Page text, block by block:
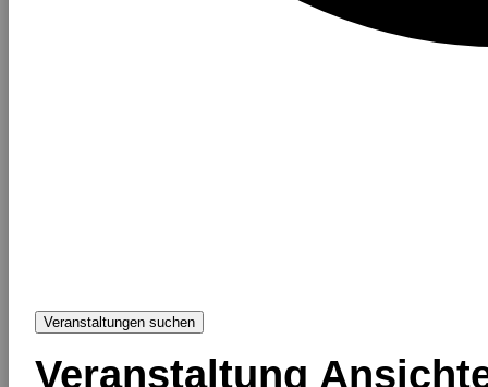
Veranstaltungen suchen
Veranstaltung